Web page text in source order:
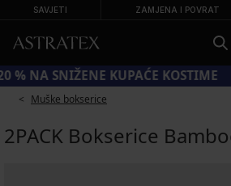
SAVJETI ZAMJENA I POVRAT
KOD SUN20 = −20 % NA SNIŽENE
Muške bokserice
2PACK Bokserice